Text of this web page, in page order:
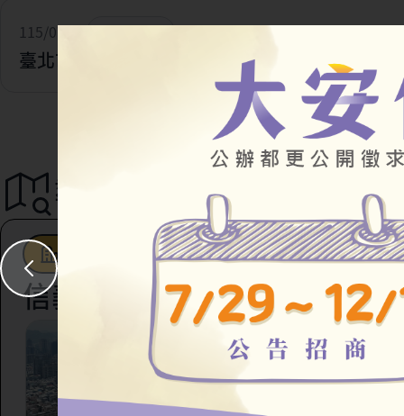
115/07/28 一般公告
臺北市住宅及都市更新中心 官網改版及網址更
導覽地圖
駐地工作站 社會住宅
信義區
臺北市信義區虎林段
147地號等45筆土地
市更新案
臺北市信義區永吉路321巷